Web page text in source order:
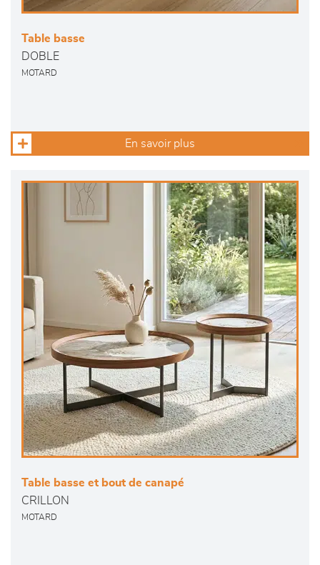
Table basse
DOBLE
MOTARD
En savoir plus
Table basse et bout de canapé
CRILLON
MOTARD